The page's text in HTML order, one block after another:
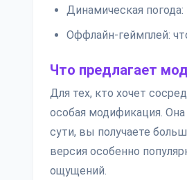
Динамическая
Оффлайн-геймплей:
Что предлагает
Для тех, кто хочет
особая модификация.
сути, вы получаете
версия особенно
ощущений.